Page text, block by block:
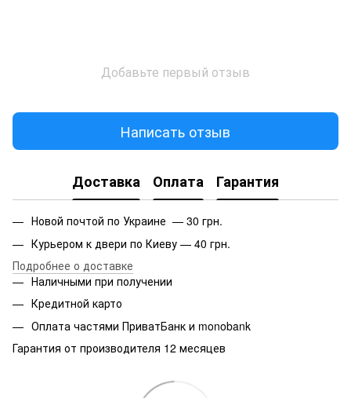
Добавьте первый отзыв
Написать отзыв
Доставка Оплата Гарантия
Новой почтой по Украине — 30 грн.
Курьером к двери по Киеву — 40 грн.
Подробнее о доставке
Наличными при получении
Кредитной карто
Оплата частями ПриватБанк и monobank
Гарантия от производителя 12 месяцев